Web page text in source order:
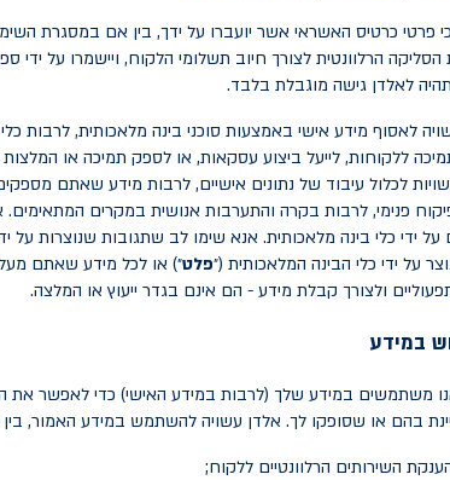
פרטי כרטיס האשראי אשר יועברו על ידך, בין אם במסגרת
לאלדן גישה מוגבלת בלבד.
לאסוף מידע אישי באמצעות סוכני בינה מלאכותית, לרבות
ללקוחות, לייעל ביצוע עסקאות, או לספק תמיכה או
לכלול עיבוד של נתונים אישיים, לרבות מידע שאתם
פנימי, לרבות בקרה והתערבות אנושית במקרים המתאימים.
על ידי כלי בינה מלאכותית. אנא שימו לב שתגובות שנוצרות
על ידי כלי הבינה המלאכותית (״פלט״) או לכל מידע שאתם
ולצורך קבלת מידע - הם אינם בגדר ייעוץ או המלצה.
במידע
משתמשים במידע שלך (לרבות במידע האישי) כדי לאפשר
בהם או שסופקו לך. אלדן עשויה להשתמש במידע האמור,
השירותים הרלוונטיים ללקוח;